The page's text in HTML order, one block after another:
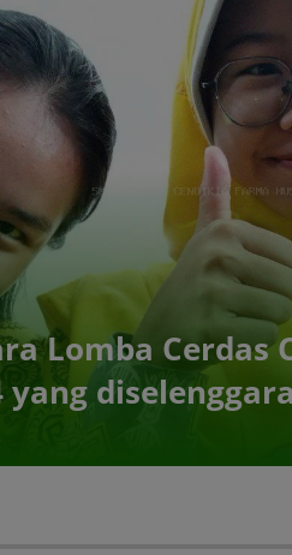
Lomba Cerdas
yang